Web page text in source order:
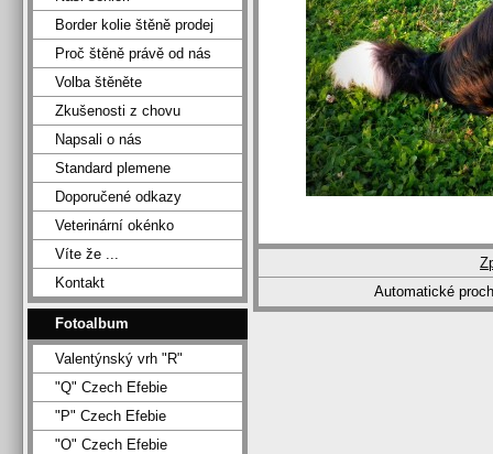
Automatické
Border kolie štěně prodej
Proč štěně právě od nás
Volba štěněte
Zkušenosti z chovu
Napsali o nás
Standard plemene
Doporučené odkazy
Veterinární okénko
Víte že ...
Kontakt
Fotoalbum
Valentýnský vrh "R"
"Q" Czech Efebie
"P" Czech Efebie
"O" Czech Efebie